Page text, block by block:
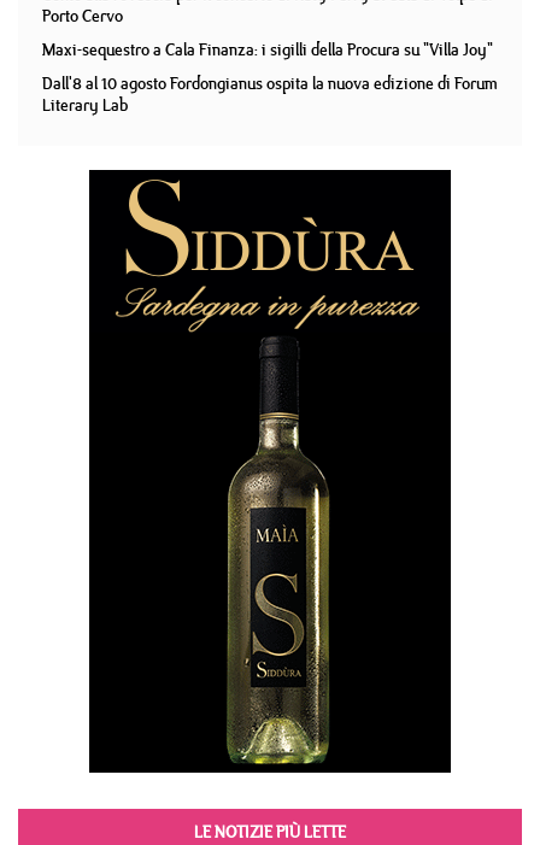
Porto Cervo
Maxi-sequestro a Cala Finanza: i sigilli della Procura su "Villa Joy"
Dall'8 al 10 agosto Fordongianus ospita la nuova edizione di Forum
Literary Lab
LE NOTIZIE PIÙ LETTE